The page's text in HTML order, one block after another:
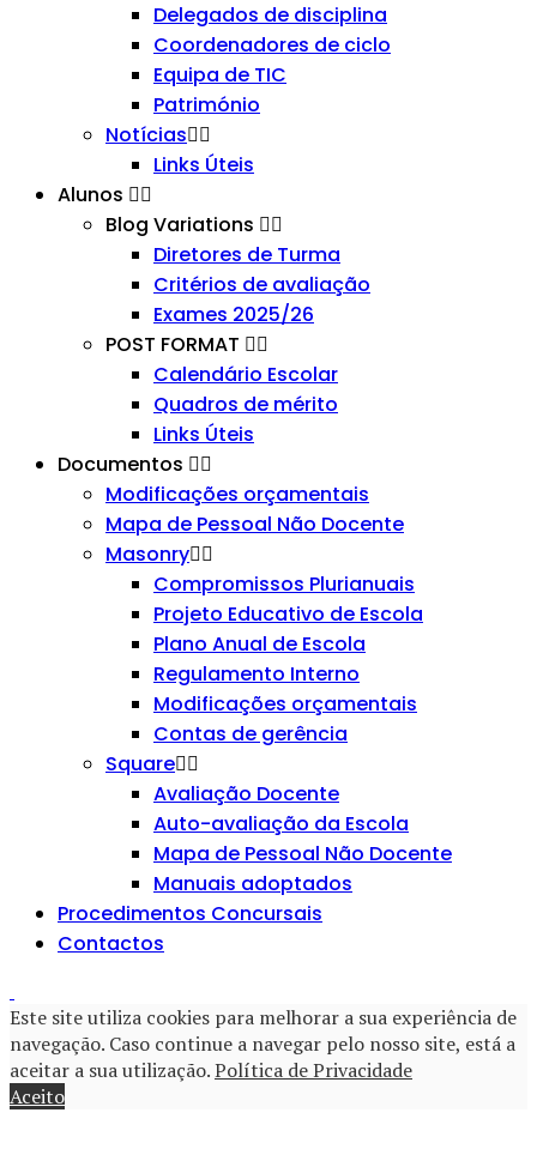
Delegados de disciplina
Coordenadores de ciclo
Equipa de TIC
Património
Notícias
Links Úteis
Alunos
Blog Variations
Diretores de Turma
Critérios de avaliação
Exames 2025/26
POST FORMAT
Calendário Escolar
Quadros de mérito
Links Úteis
Documentos
Modificações orçamentais
Mapa de Pessoal Não Docente
Masonry
Compromissos Plurianuais
Projeto Educativo de Escola
Plano Anual de Escola
Regulamento Interno
Modificações orçamentais
Contas de gerência
Square
Avaliação Docente
Auto-avaliação da Escola
Mapa de Pessoal Não Docente
Manuais adoptados
Procedimentos Concursais
Contactos
Este site utiliza cookies para melhorar a sua experiência de
navegação. Caso continue a navegar pelo nosso site, está a
aceitar a sua utilização.Política de Privacidade
Aceito